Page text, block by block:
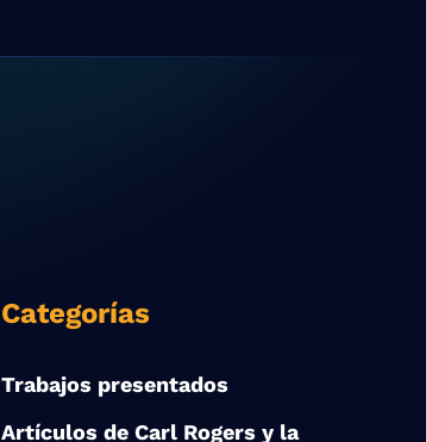
Categorías
Trabajos presentados
Artículos de Carl Rogers y la